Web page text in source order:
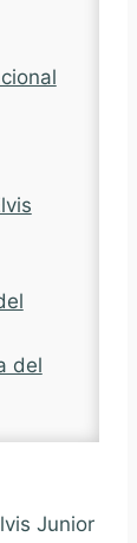
del
Junior